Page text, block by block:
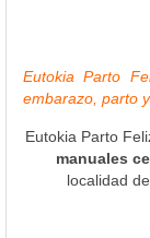
Eutokia Parto
embarazo, parto
Eutokia Parto
manuales
localidad